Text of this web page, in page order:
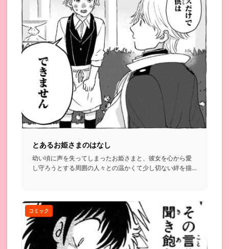
とあるお姫さまのはなし
幼い頃に声を失ってしまったお姫さまと、彼女を心から愛
し守ろうとする周囲の人々との温かくて少し切ない絆を描
コミック